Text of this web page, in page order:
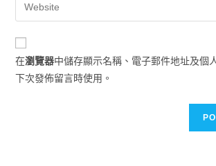
在瀏覽器中儲存顯示名稱、電子郵件地址及個
下次發佈留言時使用。